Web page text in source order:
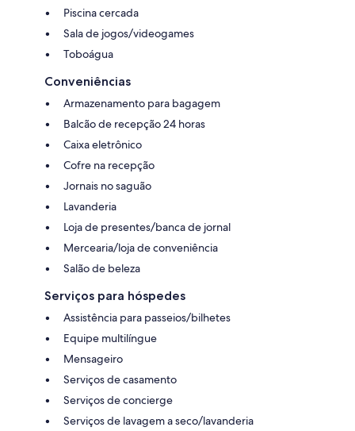
Piscina cercada
Sala de jogos/videogames
Toboágua
Conveniências
Armazenamento para bagagem
Balcão de recepção 24 horas
Caixa eletrônico
Cofre na recepção
Jornais no saguão
Lavanderia
Loja de presentes/banca de jornal
Mercearia/loja de conveniência
Salão de beleza
Serviços para hóspedes
Assistência para passeios/bilhetes
Equipe multilíngue
Mensageiro
Serviços de casamento
Serviços de concierge
Serviços de lavagem a seco/lavanderia